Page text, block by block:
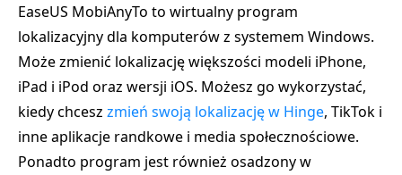
EaseUS MobiAnyTo to wirtualny program
lokalizacyjny dla komputerów z systemem Windows.
Może zmienić lokalizację większości modeli iPhone,
iPad i iPod oraz wersji iOS. Możesz go wykorzystać,
kiedy chcesz zmień swoją lokalizację w Hinge, TikTok i
inne aplikacje randkowe i media społecznościowe.
Ponadto program jest również osadzony w